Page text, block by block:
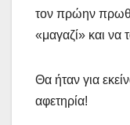
τον πρώην
«μαγαζί» και να
Θα ήταν για
αφετηρία!